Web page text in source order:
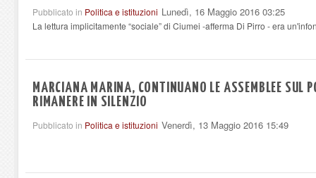
Pubblicato in Politica e istituzioni Lunedì, 16 Maggio 2016 03:25
La lettura implicitamente “sociale” di Ciumei -afferma Di Pirro - era
MARCIANA MARINA, CONTINUANO LE ASSEMBLEE SUL
RIMANERE IN SILENZIO
Pubblicato in Politica e istituzioni Venerdì, 13 Maggio 2016 15:49